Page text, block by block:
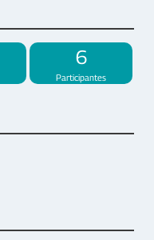
6
Participantes